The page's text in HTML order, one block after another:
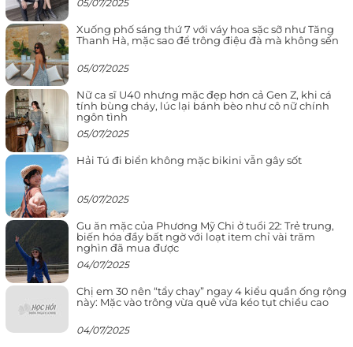
05/07/2025
Xuống phố sáng thứ 7 với váy hoa sặc sỡ như Tăng
Thanh Hà, mặc sao để trông điệu đà mà không sến
05/07/2025
Nữ ca sĩ U40 nhưng mặc đẹp hơn cả Gen Z, khi cá
tính bùng cháy, lúc lại bánh bèo như cô nữ chính
ngôn tình
05/07/2025
Hải Tú đi biển không mặc bikini vẫn gây sốt
05/07/2025
Gu ăn mặc của Phương Mỹ Chi ở tuổi 22: Trẻ trung,
biến hóa đầy bất ngờ với loạt item chỉ vài trăm
nghìn đã mua được
04/07/2025
Chị em 30 nên “tẩy chay” ngay 4 kiểu quần ống rộng
này: Mặc vào trông vừa quê vừa kéo tụt chiều cao
04/07/2025